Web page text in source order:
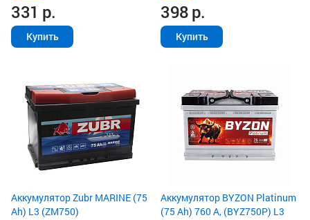
331 р.
Купить
398р.
Купить
Аккумулятор Zubr MARINE (75
Ah) L3 (ZM750)
Аккумулятор BYZON Platinum
(75 Ah) 760 А, (BYZ750P) L3